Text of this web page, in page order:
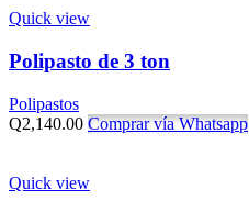
Quick view
Polipasto de 3 ton
Polipastos
Q2,140.00 Comprar vía Whatsapp
Quick view